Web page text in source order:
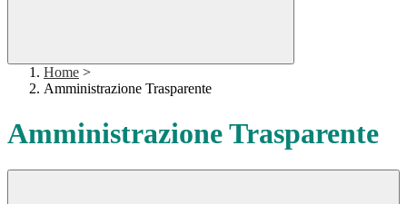
Home >
Amministrazione Trasparente
Amministrazione Trasparente